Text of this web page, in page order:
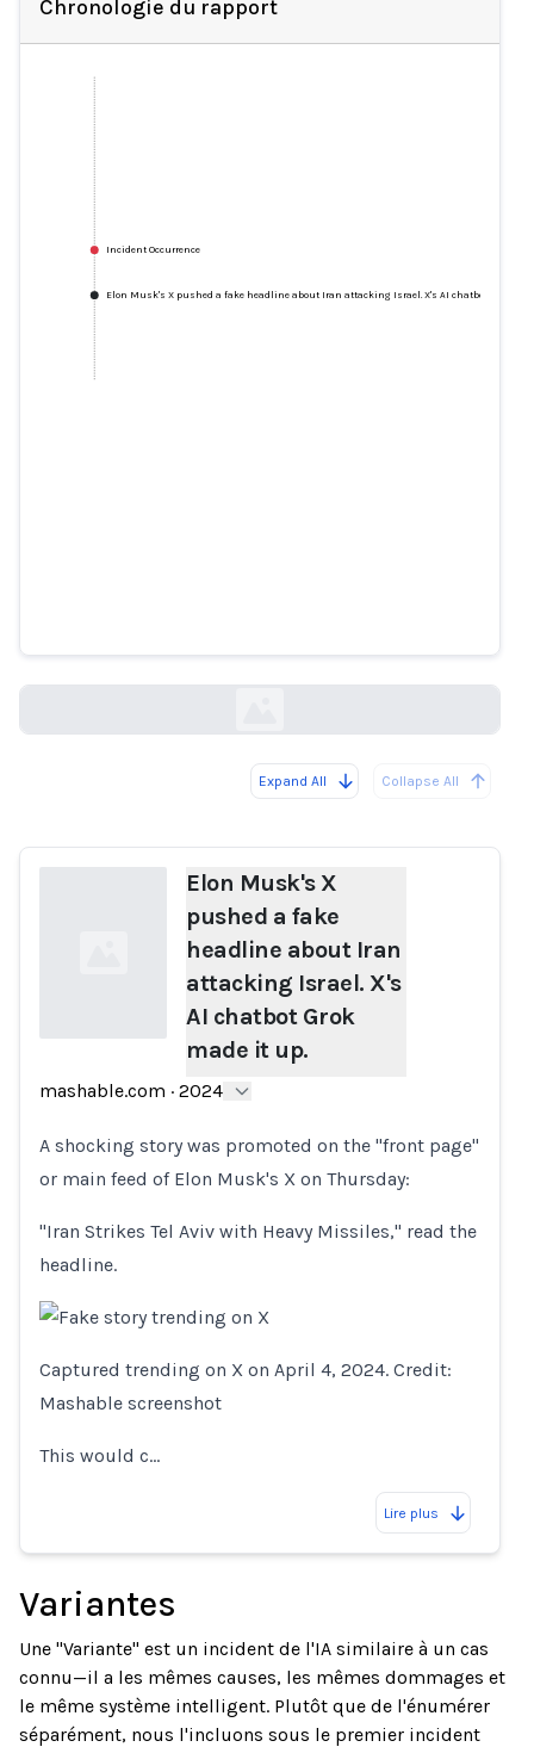
Chronologie du rapport
Incident Occurrence
Elon Musk's X pushed a fake headline about Iran attacking Israel. X's AI chatbot Grok
Expand All Collapse All
Loading...
Elon Musk's X
pushed a fake
headline about Iran
attacking Israel. X's
AI chatbot Grok
made it up.
mashable.com · 2024
A shocking story was promoted on the "front page"
or main feed of Elon Musk's X on Thursday:
"Iran Strikes Tel Aviv with Heavy Missiles," read the
headline.
Captured trending on X on April 4, 2024. Credit:
Mashable screenshot
This would c…
Lire plus
Variantes
Une "Variante" est un incident de l'IA similaire à un cas
connu—il a les mêmes causes, les mêmes dommages et
le même système intelligent. Plutôt que de l'énumérer
séparément, nous l'incluons sous le premier incident